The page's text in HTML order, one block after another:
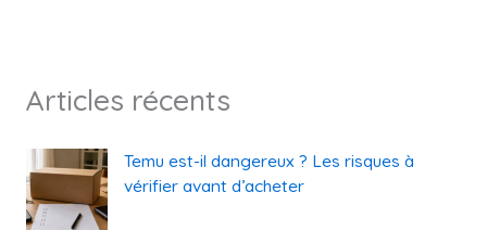
Articles récents
Temu est-il dangereux ? Les risques à
vérifier avant d’acheter